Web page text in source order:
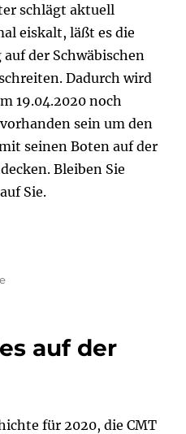
schlägt aktuell
eiskalt, läßt es die
der Schwäbischen
Dadurch wird
19.04.2020 noch
sein um den
seinen Boten auf der
Bleiben Sie
Sie.
auf der
für 2020, die CMT